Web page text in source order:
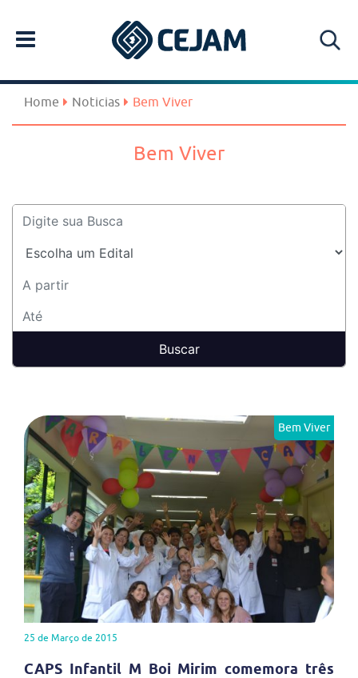
Home Noticias Bem Viver
Bem Viver
Bem Viver
25 de Março de 2015
CAPS Infantil M Boi Mirim comemora três